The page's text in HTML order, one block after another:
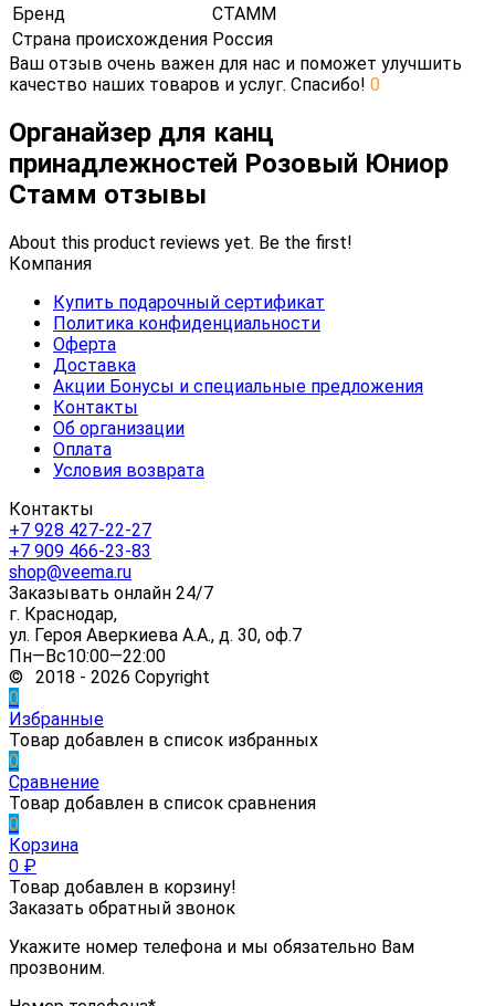
Бренд
СТАММ
Страна происхождения Россия
Ваш отзыв очень важен для нас и поможет улучшить
качество наших товаров и услуг. Спасибо! 0
Органайзер для канц
принадлежностей Розовый Юниор
Стамм отзывы
About this product reviews yet. Be the first!
Компания
Купить подарочный сертификат
Политика конфиденциальности
Оферта
Доставка
Акции Бонусы и специальные предложения
Контакты
Об организации
Оплата
Условия возврата
Контакты
+7 928 427-22-27
+7 909 466-23-83
shop@veema.ru
Заказывать онлайн 24/7
г. Краснодар,
ул. Героя Аверкиева А.А., д. 30, оф.7
Пн—Вс10:00—22:00
© 2018 - 2026 Copyright
0
Избранные
Товар добавлен в список избранных
0
Сравнение
Товар добавлен в список сравнения
0
Корзина
0 ₽
Товар добавлен в корзину!
Заказать обратный звонок
Укажите номер телефона и мы обязательно Вам
прозвоним.